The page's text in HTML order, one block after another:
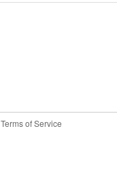
Terms of Service